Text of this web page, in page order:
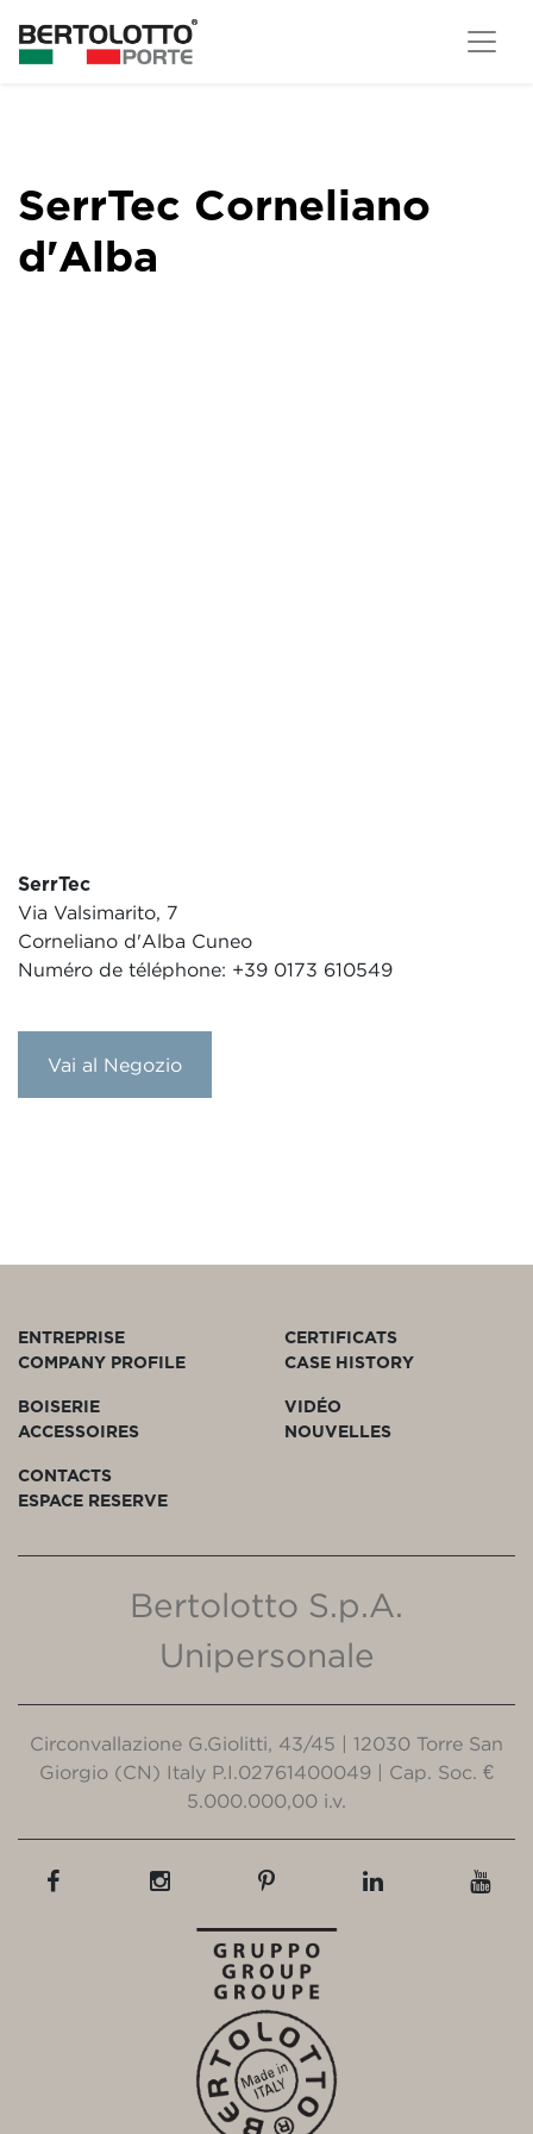
SerrTec Corneliano
d'Alba
SerrTec
Via Valsimarito, 7
Corneliano d'Alba Cuneo
Numéro de téléphone: +39 0173 610549
Vai al Negozio
ENTREPRISE
COMPANY PROFILE
CERTIFICATS
CASE HISTORY
BOISERIE
ACCESSOIRES
VIDÉO
NOUVELLES
CONTACTS
ESPACE RESERVE
Bertolotto S.p.A.
Unipersonale
Circonvallazione G.Giolitti, 43/45 | 12030 Torre San
Giorgio (CN) Italy P.I.02761400049 | Cap. Soc. €
5.000.000,00 i.v.